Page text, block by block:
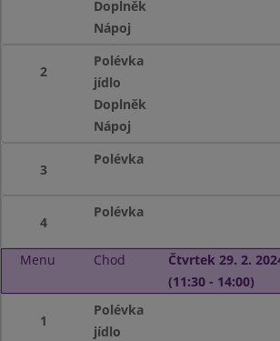
Doplněk
Nápoj
2
Polévka
jídlo
Doplněk
Nápoj
3
Polévka
4
Polévka
Menu Chod
Čtvrtek 29. 2.
(11:30 - 14:00)
1
Polévka
jídlo